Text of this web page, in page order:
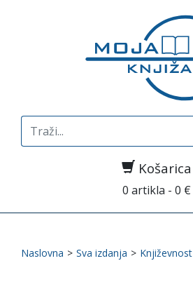
Search
for:
Košarica
0 artikla - 0 €
Naslovna > Sva izdanja > Književnost